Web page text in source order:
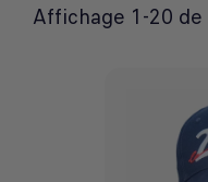
Affichage 1-20 de